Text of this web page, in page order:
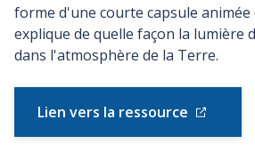
forme d'une courte capsule
explique de quelle façon la lumière
dans l'atmosphère de la Terre.
Lien vers la ressource